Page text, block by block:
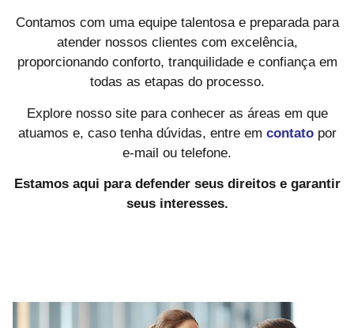
Contamos com uma equipe talentosa e preparada para
atender nossos clientes com excelência,
proporcionando conforto, tranquilidade e confiança em
todas as etapas do processo.
Explore nosso site para conhecer as áreas em que
atuamos e, caso tenha dúvidas, entre em contatopor
e-mail ou telefone.
Estamos aqui para defender seus direitos e garantir
seus interesses.